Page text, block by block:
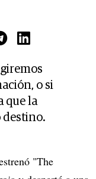
o si
que la
"The